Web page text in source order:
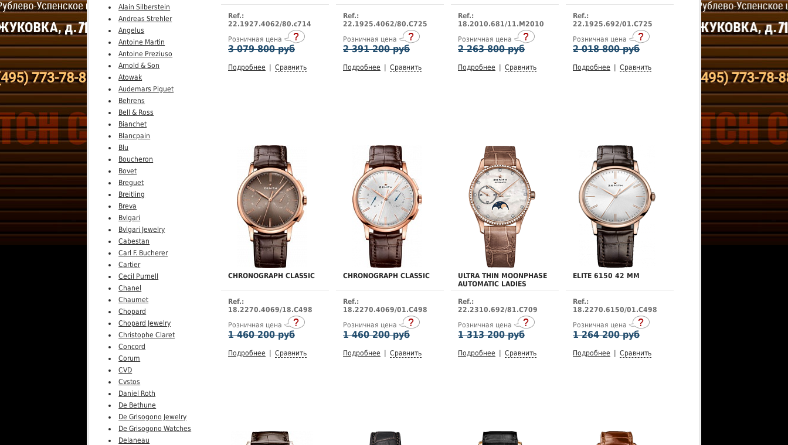
Alain Silberstein
Andreas Strehler
Angelus
Antoine Martin
Antoine Preziuso
Arnold & Son
Atowak
Audemars Piguet
Behrens
Bell & Ross
Bianchet
Blancpain
Blu
Boucheron
Bovet
Breguet
Breitling
Breva
Bvlgari
Bvlgari Jewelry
Cabestan
Carl F. Bucherer
Cartier
Cecil Purnell
Chanel
Chaumet
Chopard
Chopard Jewelry
Christophe Claret
Concord
Corum
CVD
Cvstos
Daniel Roth
De Bethune
De Grisogono Jewelry
De Grisogono Watches
Delaneau
Ref.:
22.1927.4062/80.c714
Розничная цена
3 079 800 руб
Подробнее Сравнить
Ref.:
22.1925.4062/80.C725
Розничная цена
2 391 200 руб
Подробнее Сравнить
Ref.:
18.2010.681/11.M2010
Розничная цена
2 263 800 руб
Подробнее Сравнить
Ref.:
22.1925.692/01.C725
Розничная цена
2 018 800 руб
Подробнее Сравнить
CHRONOGRAPH CLASSIC
Ref.:
18.2270.4069/18.C498
Розничная цена
1 460 200 руб
Подробнее Сравнить
CHRONOGRAPH CLASSIC
Ref.:
18.2270.4069/01.C498
Розничная цена
1 460 200 руб
Подробнее Сравнить
ULTRA THIN MOONPHASE
AUTOMATIC LADIES
Ref.:
22.2310.692/81.C709
Розничная цена
1 313 200 руб
Подробнее Сравнить
ELITE 6150 42 MM
Ref.:
18.2270.6150/01.C498
Розничная цена
1 264 200 руб
Подробнее Сравнить